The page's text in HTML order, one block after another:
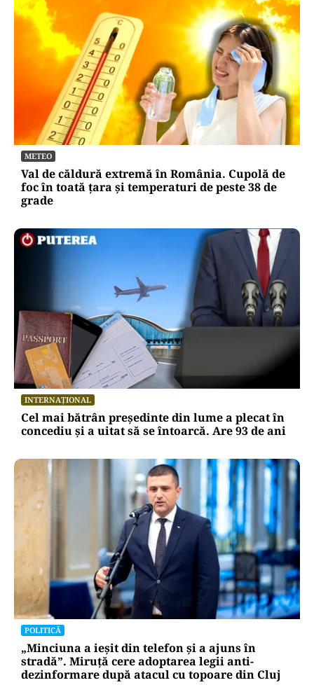
METEO
Val de căldură extremă în România. Cupolă de
foc în toată țara și temperaturi de peste 38 de
grade
INTERNAȚIONAL
Cel mai bătrân președinte din lume a plecat în
concediu și a uitat să se întoarcă. Are 93 de ani
POLITICĂ
„Minciuna a ieșit din telefon și a ajuns în
stradă”. Miruță cere adoptarea legii anti-
dezinformare după atacul cu topoare din Cluj